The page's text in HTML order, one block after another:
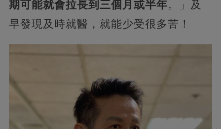
期可能就會拉長到三個月或半年。」及
早發現及時就醫，就能少受很多苦！